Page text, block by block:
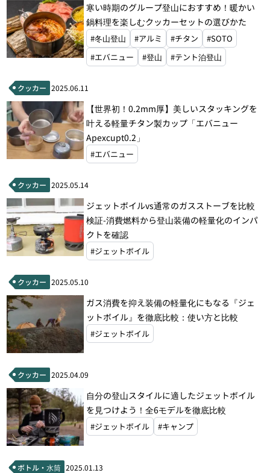
寒い時期のグループ登山におすすめ！暖かい
鍋料理を楽しむクッカーセットの選びかた
#冬山登山 #アルミ #チタン
#SOTO
#エバニュー
#登山 #テント泊登山
クッカー 2025.06.11
【世界初！0.2mm厚】美しいスタッキングを
叶える軽量チタン製カップ「エバニュー
Apexcupt0.2」
#エバニュー
クッカー 2025.05.14
ジェットボイルvs通常のガスストーブを比較
検証-消費燃料から登山装備の軽量化のインパ
クトを確認
#ジェットボイル
クッカー 2025.05.10
ガス消費を抑え装備の軽量化にもなる『ジェ
ットボイル』を徹底比較：使い方と比較
#ジェットボイル
クッカー 2025.04.09
自分の登山スタイルに適したジェットボイル
を見つけよう！全6モデルを徹底比較
#ジェットボイル #キャンプ
ボトル・水筒 2025.01.13